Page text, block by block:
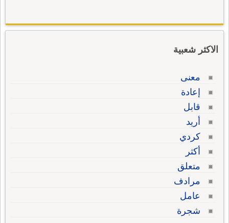
الاكثر شعبية
معنى
إعادة
قابل
أريد
كردي
أكثر
متعلق
مرادف
عامل
شجرة